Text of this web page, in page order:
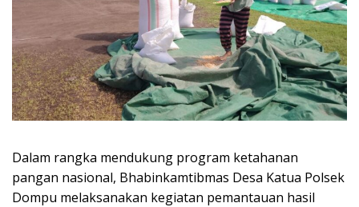
Dalam rangka mendukung program ketahanan
pangan nasional, Bhabinkamtibmas Desa Katua Polsek
Dompu melaksanakan kegiatan pemantauan hasil